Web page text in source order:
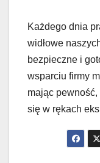
Każdego dnia
widłowe
bezpieczne i
wsparciu firmy
mając
się w rękach